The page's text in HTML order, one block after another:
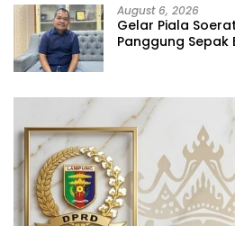
August 6, 2026
Gelar Piala
Panggung Sepak